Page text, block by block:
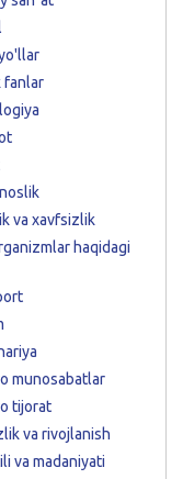
fanlar
va xavfsizlik
haqidagi
munosabatlar
tijorat
va rivojlanish
va madaniyati